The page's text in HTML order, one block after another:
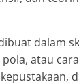
dalam
atau